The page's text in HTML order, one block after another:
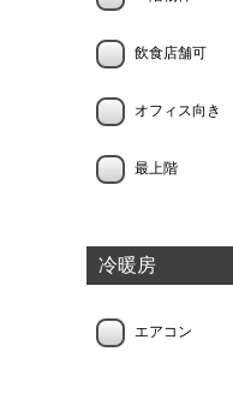
飲食店舗可
オフィス向き
最上階
冷暖房
エアコン